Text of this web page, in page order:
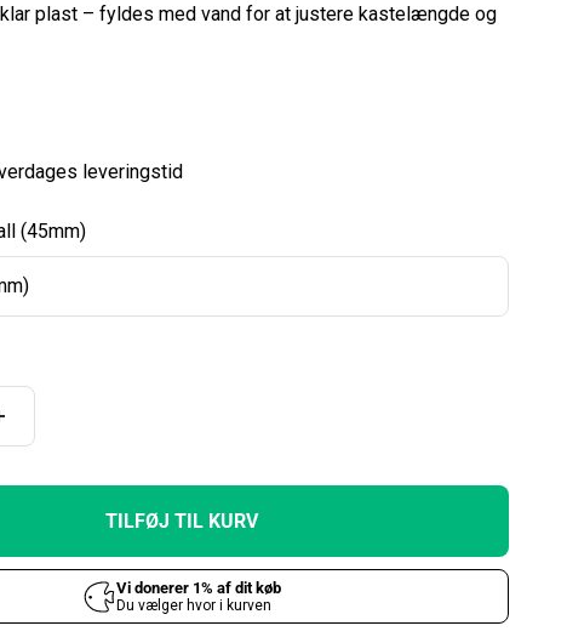
plast – fyldes med vand for at justere kastelængde og
leveringstid
(45mm)
TILFØJ TIL KURV